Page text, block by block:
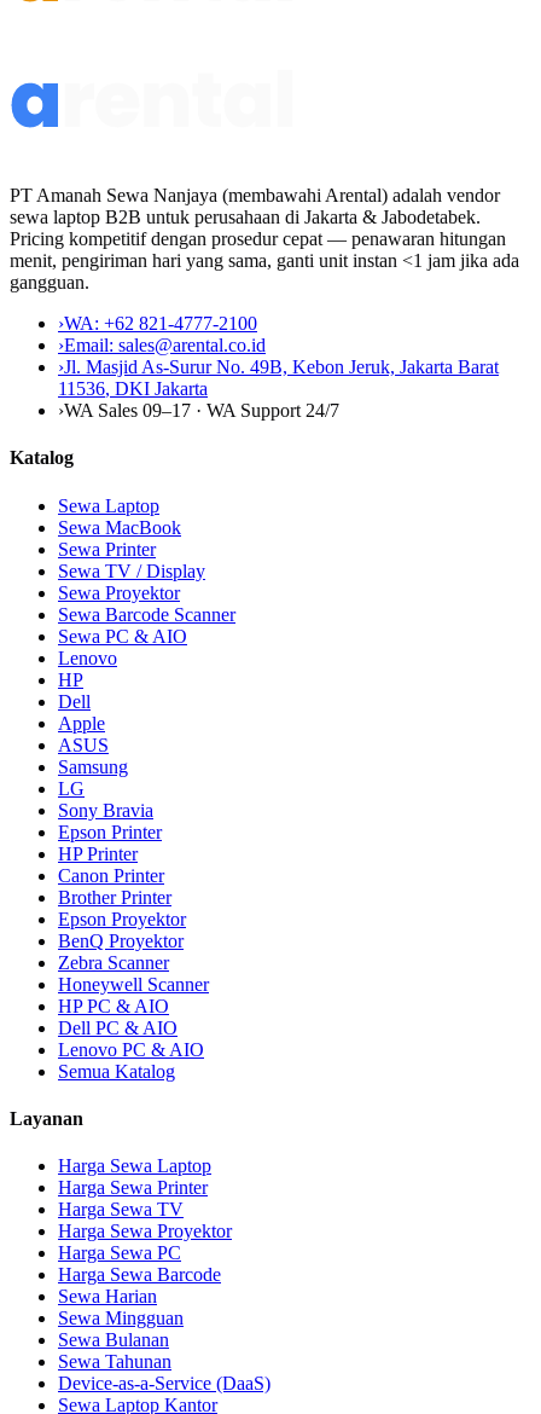
PT Amanah Sewa Nanjaya (membawahi Arental) adalah vendor
sewa laptop B2B untuk perusahaan di Jakarta & Jabodetabek.
Pricing kompetitif dengan prosedur cepat — penawaran hitungan
menit, pengiriman hari yang sama, ganti unit instan <1 jam jika ada
gangguan.
›WA: +62 821-4777-2100
›Email: sales@arental.co.id
›Jl. Masjid As-Surur No. 49B, Kebon Jeruk, Jakarta Barat
11536, DKI Jakarta
›WA Sales 09–17 · WA Support 24/7
Katalog
Sewa Laptop
Sewa MacBook
Sewa Printer
Sewa TV / Display
Sewa Proyektor
Sewa Barcode Scanner
Sewa PC & AIO
Lenovo
HP
Dell
Apple
ASUS
Samsung
LG
Sony Bravia
Epson Printer
HP Printer
Canon Printer
Brother Printer
Epson Proyektor
BenQ Proyektor
Zebra Scanner
Honeywell Scanner
HP PC & AIO
Dell PC & AIO
Lenovo PC & AIO
Semua Katalog
Layanan
Harga Sewa Laptop
Harga Sewa Printer
Harga Sewa TV
Harga Sewa Proyektor
Harga Sewa PC
Harga Sewa Barcode
Sewa Harian
Sewa Mingguan
Sewa Bulanan
Sewa Tahunan
Device-as-a-Service (DaaS)
Sewa Laptop Kantor